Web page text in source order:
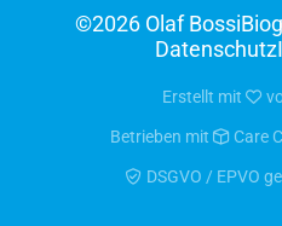
©2026 Olaf Bossi
Datenschutz
Erstellt mit
Betrieben mit Care
DSGVO / EPVO